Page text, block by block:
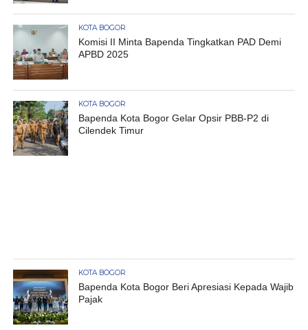
KOTA BOGOR
Komisi II Minta Bapenda Tingkatkan PAD Demi
APBD 2025
KOTA BOGOR
Bapenda Kota Bogor Gelar Opsir PBB-P2 di
Cilendek Timur
KOTA BOGOR
Bapenda Kota Bogor Beri Apresiasi Kepada Wajib
Pajak